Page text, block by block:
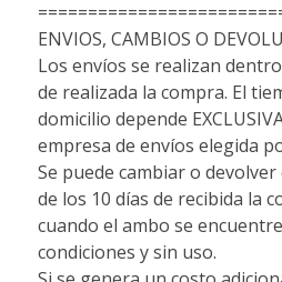
ENVIOS, CAMBIOS O
Los envíos se realizan
de realizada la compra. El
domicilio depende
empresa de envíos elegida
Se puede cambiar o
de los 10 días de recibida la
cuando el ambo se
condiciones y sin uso.